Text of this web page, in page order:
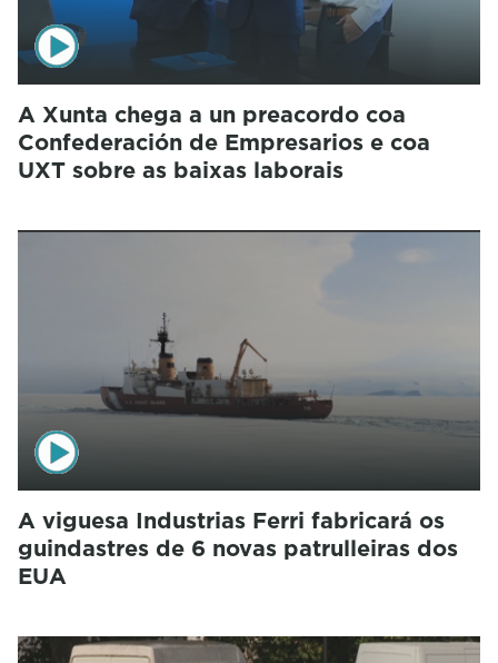
A Xunta chega a un preacordo coa
Confederación de Empresarios e coa
UXT sobre as baixas laborais
A viguesa Industrias Ferri fabricará os
guindastres de 6 novas patrulleiras dos
EUA